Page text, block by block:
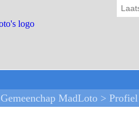
Gemeenchap MadLoto >